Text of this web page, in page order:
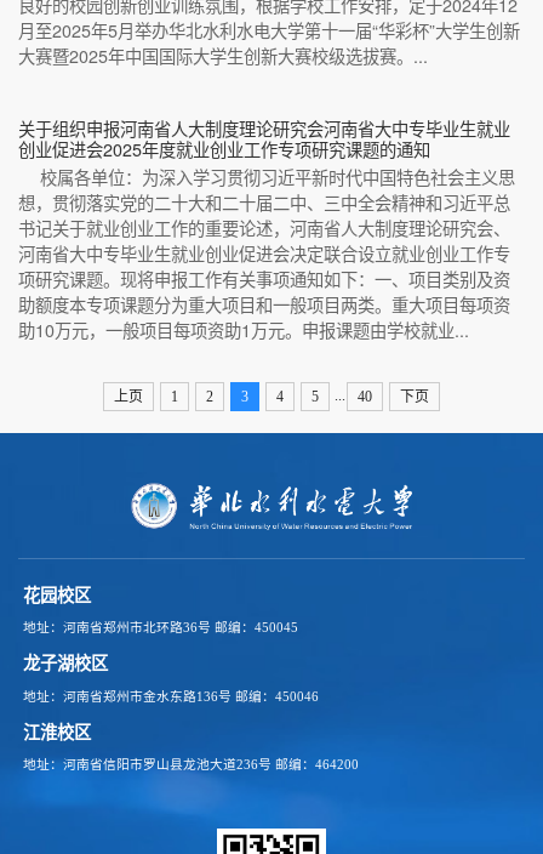
良好的校园创新创业训练氛围，根据学校工作安排，定于2024年12
月至2025年5月举办华北水利水电大学第十一届“华彩杯”大学生创新
大赛暨2025年中国国际大学生创新大赛校级选拔赛。...
关于组织申报河南省人大制度理论研究会河南省大中专毕业生就业
创业促进会2025年度就业创业工作专项研究课题的通知
校属各单位：为深入学习贯彻习近平新时代中国特色社会主义思
想，贯彻落实党的二十大和二十届二中、三中全会精神和习近平总
书记关于就业创业工作的重要论述，河南省人大制度理论研究会、
河南省大中专毕业生就业创业促进会决定联合设立就业创业工作专
项研究课题。现将申报工作有关事项通知如下：一、项目类别及资
助额度本专项课题分为重大项目和一般项目两类。重大项目每项资
助10万元，一般项目每项资助1万元。申报课题由学校就业...
上页 1 2 3 4 5 ... 40 下页
花园校区
地址：河南省郑州市北环路36号 邮编：450045
龙子湖校区
地址：河南省郑州市金水东路136号 邮编：450046
江淮校区
地址：河南省信阳市罗山县龙池大道236号 邮编：464200